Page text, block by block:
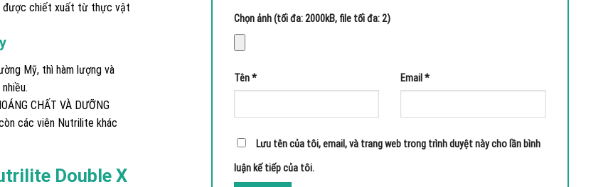
được chiết xuất từ thực vật
Mỹ, thì hàm lượng và
CHẤT VÀ DƯỠNG
các viên Nutrilite khác
Double X
Chọn ảnh (tối đa: 2000kB, file tối đa: 2)
Tên* Email*
Lưu tên của tôi, email, và trang web trong trình duyệt này cho lần bình
luận kế tiếp của tôi.